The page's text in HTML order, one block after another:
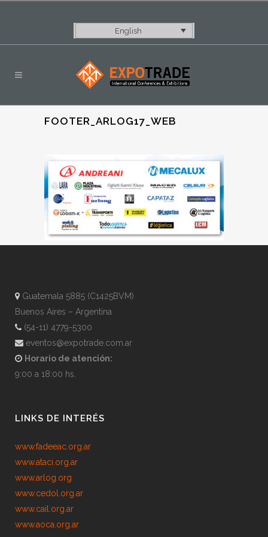
English
FOOTER_ARLOG17_WEB
Guatemala 5885 (C1425BVM)
Buenos Aires – Argentina
(54-11) 4779-5300
eventos@expotrade.com.ar
Horario de atención:
9:00 a 18:00 hs.
LINKS DE INTERÉS
www.fadeeac.org.ar
www.ataci.org.ar
www.arlog.org
www.cedol.org.ar
www.cail.org.ar
www.aoca.org.ar